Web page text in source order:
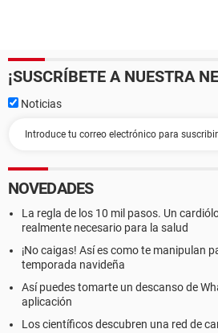
¡SUSCRÍBETE A NUESTRA
Noticias
NOVEDADES
La regla de los 10 mil pasos. Un
realmente necesario para la salud
¡No caigas! Así es como te manipulan
temporada navideña
Así puedes tomarte un descanso de
aplicación
Los científicos descubren una red de